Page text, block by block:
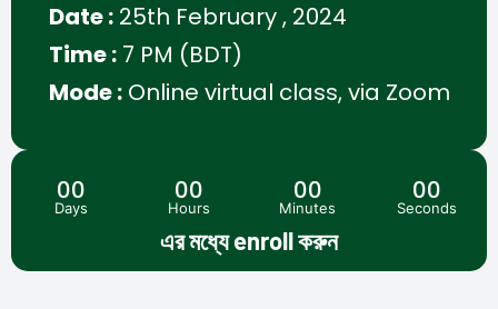
Date :25th February , 2024
Time :7 PM (BDT)
Mode :Online virtual class, via Zoom
00
Days
00
Hours
00
Minutes
00
Seconds
এর মধ্যে enroll করুন